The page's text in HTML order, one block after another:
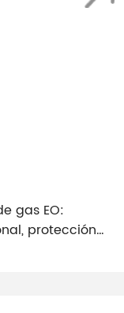
gas EO:
protección